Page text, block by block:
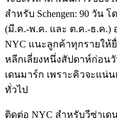
สำหรับ Schengen: 90 วัน
(มี.ค.-พ.ค. และ ต.ค.-ธ.ค.)
NYC แนะลูกค้าทุกรายให้ยื่
หลีกเลี่ยงหนึ่งสัปดาห์ก่อน
เดนมาร์ก เพราะคิวจะแน่
ทั่วไป
ติดต่อ NYC สำหรับวีซ่าเด